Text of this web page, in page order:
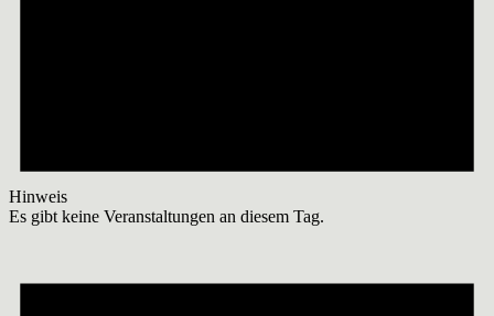
Hinweis
Es gibt keine Veranstaltungen an diesem Tag.